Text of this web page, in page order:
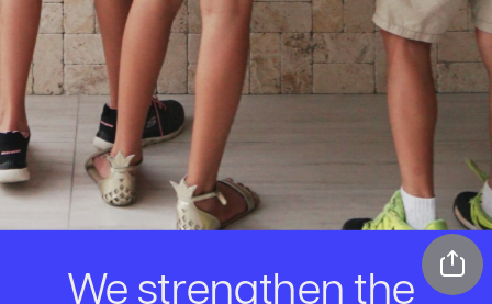
We strengthen the